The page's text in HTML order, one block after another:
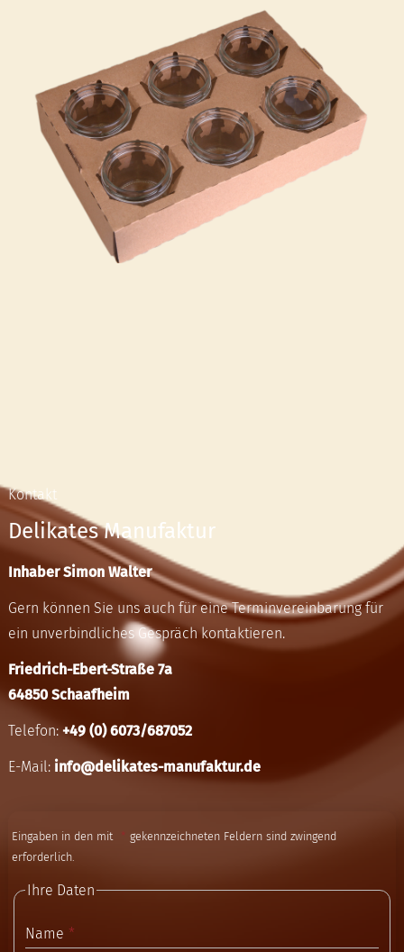
Kontakt
Delikates Manufaktur
Inhaber Simon Walter
Gern können Sie uns auch für eine Terminvereinbarung für
ein unverbindliches Gespräch kontaktieren.
Friedrich-Ebert-Straße 7a
64850 Schaafheim
Telefon: +49 (0) 6073/687052
E-Mail: info@delikates-manufaktur.de
Eingaben in den mit
gekennzeichneten Feldern sind zwingend
erforderlich.
Ihre Daten
Name